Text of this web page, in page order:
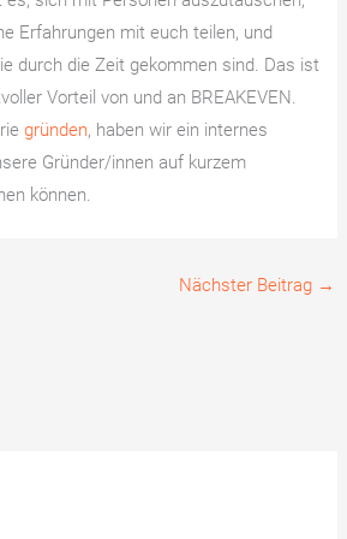
Erfahrungen mit euch teilen, und
durch die Zeit gekommen sind. Das ist
Vorteil von und an BREAKEVEN.
gründen, haben wir ein internes
Gründer/innen auf kurzem
können.
Nächster Beitrag →